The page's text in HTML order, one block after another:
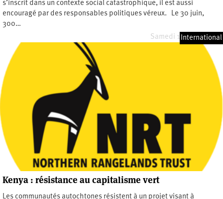
s’inscrit dans un contexte social catastrophique, il est aussi
encouragé par des responsables politiques véreux. Le 30 juin,
300…
Samedi 18 juillet 2026
International
Kenya : résistance au capitalisme vert
Les communautés autochtones résistent à un projet visant à